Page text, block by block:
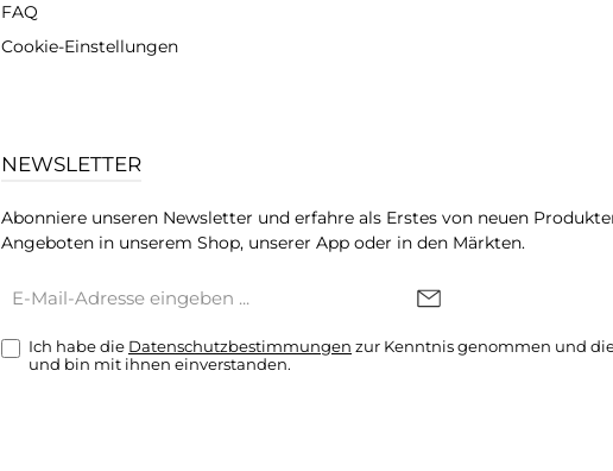
FAQ
Cookie-Einstellungen
NEWSLETTER
Abonniere unseren Newsletter und erfahre als Erstes von neuen
Angeboten in unserem Shop, unserer App oder in den Märkten.
Mail-
Ich habe die Datenschutzbestimmungen zur Kenntnis genommen und
und bin mit ihnen einverstanden.